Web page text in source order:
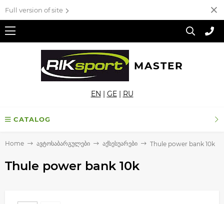
Full version of site
MASTER
EN | GE| RU
CATALOG
Home ავტოსაბარგულები აქსესუარები Thule power bank 10k
Thule power bank 10k